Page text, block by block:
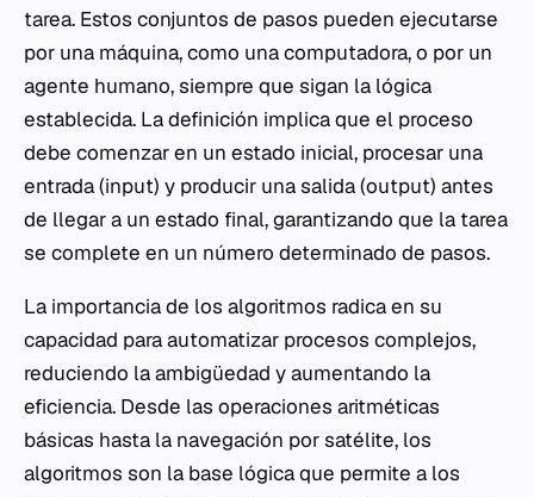
tarea. Estos conjuntos de pasos pueden ejecutarse
por una máquina, como una computadora, o por un
agente humano, siempre que sigan la lógica
establecida. La definición implica que el proceso
debe comenzar en un estado inicial, procesar una
entrada (input) y producir una salida (output) antes
de llegar a un estado final, garantizando que la tarea
se complete en un número determinado de pasos.
La importancia de los algoritmos radica en su
capacidad para automatizar procesos complejos,
reduciendo la ambigüedad y aumentando la
eficiencia. Desde las operaciones aritméticas
básicas hasta la navegación por satélite, los
algoritmos son la base lógica que permite a los